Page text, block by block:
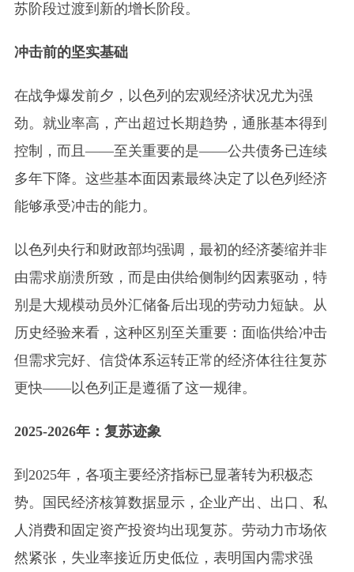
苏阶段过渡到新的增长阶段。
冲击前的坚实基础
在战争爆发前夕，以色列的宏观经济状况尤为强
劲。就业率高，产出超过长期趋势，通胀基本得到
控制，而且——至关重要的是——公共债务已连续
多年下降。这些基本面因素最终决定了以色列经济
能够承受冲击的能力。
以色列央行和财政部均强调，最初的经济萎缩并非
由需求崩溃所致，而是由供给侧制约因素驱动，特
别是大规模动员外汇储备后出现的劳动力短缺。从
历史经验来看，这种区别至关重要：面临供给冲击
但需求完好、信贷体系运转正常的经济体往往复苏
更快——以色列正是遵循了这一规律。
2025-2026年：复苏迹象
到2025年，各项主要经济指标已显著转为积极态
势。国民经济核算数据显示，企业产出、出口、私
人消费和固定资产投资均出现复苏。劳动力市场依
然紧张，失业率接近历史低位，表明国内需求强